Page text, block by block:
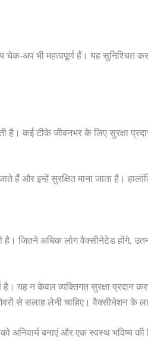
अप भी महत्वपूर्ण हैं। यह सुनिश्चित
है। कई टीके जीवनभर के लिए सुरक्षा
हैं और इन्हें सुरक्षित माना जाता है।
है। जितने अधिक लोग वैक्सीनेटेड होंगे,
यह न केवल व्यक्तिगत सुरक्षा प्रदान
से सलाह लेनी चाहिए। वैक्सीनेशन के
अनिवार्य बनाएं और एक स्वस्थ भविष्य की